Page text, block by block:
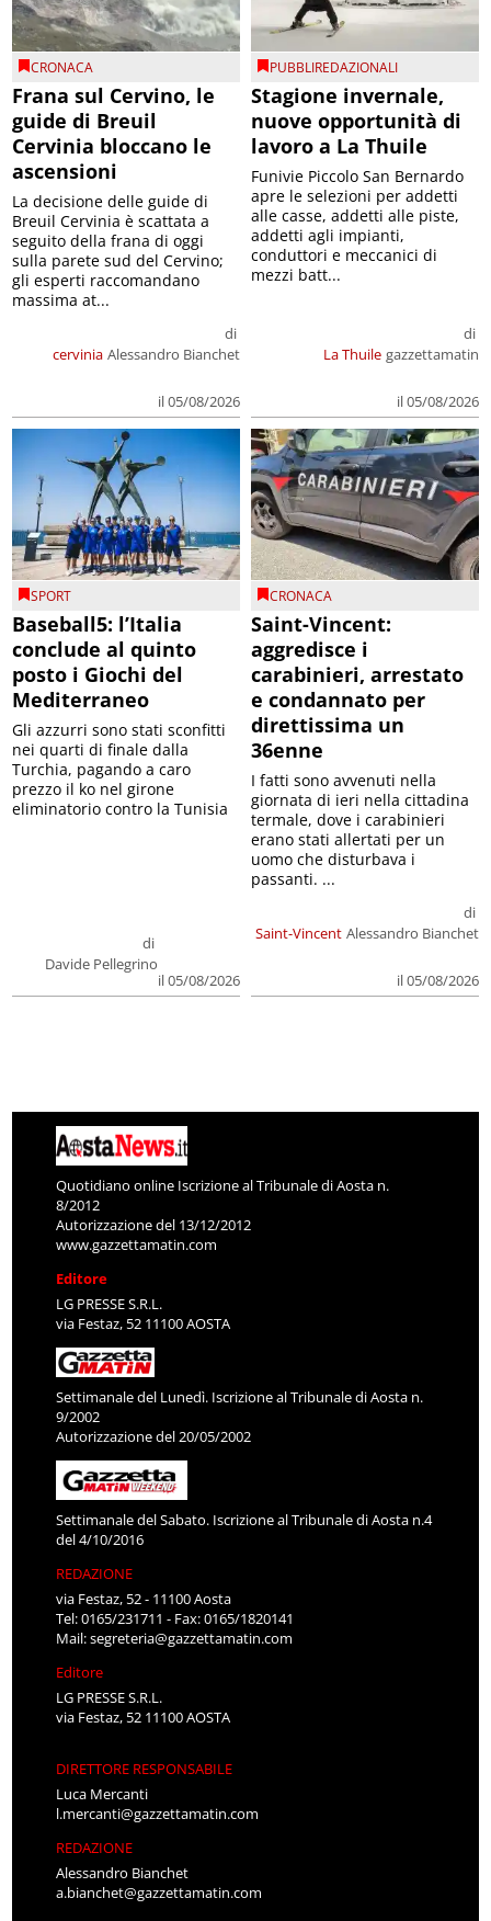
CRONACA
Frana sul Cervino, le
guide di Breuil
Cervinia bloccano le
ascensioni
cervinia
di
Alessandro Bianchet
il 05/08/2026
La decisione delle guide di
Breuil Cervinia è scattata a
seguito della frana di oggi
sulla parete sud del Cervino;
gli esperti raccomandano
massima at...
PUBBLIREDAZIONALI
Stagione invernale,
nuove opportunità di
lavoro a La Thuile
La Thuile
di
gazzettamatin
il 05/08/2026
Funivie Piccolo San Bernardo
apre le selezioni per addetti
alle casse, addetti alle piste,
addetti agli impianti,
conduttori e meccanici di
mezzi batt...
SPORT
Baseball5: l’Italia
conclude al quinto
posto i Giochi del
Mediterraneo
di
Davide Pellegrino
il 05/08/2026
Gli azzurri sono stati sconfitti
nei quarti di finale dalla
Turchia, pagando a caro
prezzo il ko nel girone
eliminatorio contro la Tunisia
CRONACA
Saint-Vincent:
aggredisce i
carabinieri, arrestato
e condannato per
direttissima un
36enne
Saint-Vincent
di
Alessandro Bianchet
il 05/08/2026
I fatti sono avvenuti nella
giornata di ieri nella cittadina
termale, dove i carabinieri
erano stati allertati per un
uomo che disturbava i
passanti. ...
Quotidiano online Iscrizione al Tribunale di Aosta n.
8/2012
Autorizzazione del 13/12/2012
www.gazzettamatin.com
Editore
LG PRESSE S.R.L.
via Festaz, 52 11100 AOSTA
Settimanale del Lunedì. Iscrizione al Tribunale di Aosta n.
9/2002
Autorizzazione del 20/05/2002
Settimanale del Sabato. Iscrizione al Tribunale di Aosta n.4
del 4/10/2016
REDAZIONE
via Festaz, 52 - 11100 Aosta
Tel: 0165/231711 - Fax: 0165/1820141
Mail:segreteria@gazzettamatin.com
Editore
LG PRESSE S.R.L.
via Festaz, 52 11100 AOSTA
DIRETTORE RESPONSABILE
Luca Mercanti
l.mercanti@gazzettamatin.com
REDAZIONE
Alessandro Bianchet
a.bianchet@gazzettamatin.com